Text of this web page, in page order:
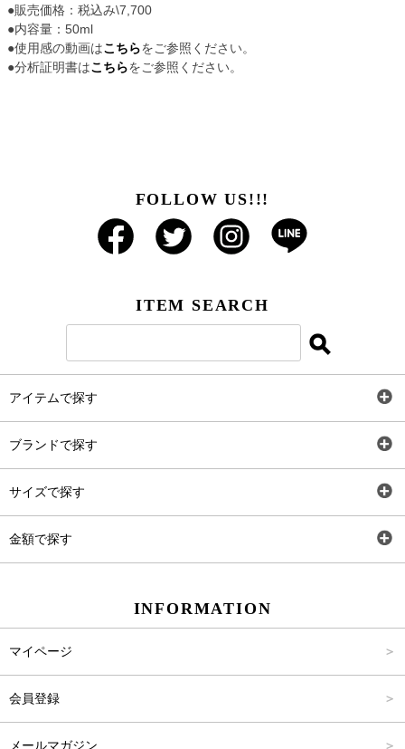
●販売価格：税込み\7,700
●内容量：50ml
●使用感の動画はこちらをご参照ください。
●分析証明書はこちらをご参照ください。
FOLLOW US!!!
ITEM SEARCH
アイテムで探す
ブランドで探す
サイズで探す
金額で探す
INFORMATION
マイページ
会員登録
メールマガジン